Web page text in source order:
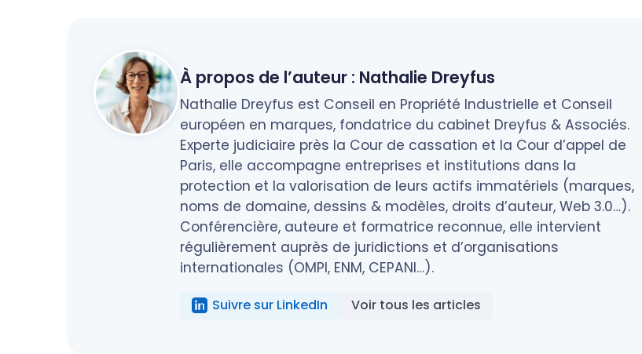
À propos de l’auteur : Nathalie Dreyfus
Nathalie Dreyfus est Conseil en Propriété Industrielle et Conseil
européen en marques, fondatrice du cabinet Dreyfus & Associés.
Experte judiciaire près la Cour de cassation et la Cour d’appel de
Paris, elle accompagne entreprises et institutions dans la
protection et la valorisation de leurs actifs immatériels (marques,
noms de domaine, dessins & modèles, droits d’auteur, Web 3.0…).
Conférencière, auteure et formatrice reconnue, elle intervient
régulièrement auprès de juridictions et d’organisations
internationales (OMPI, ENM, CEPANI…).
Suivre sur LinkedIn Voir tous les articles